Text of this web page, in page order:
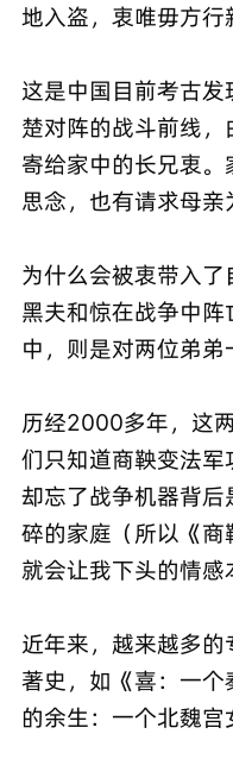
地入盗，衷唯毋方行
这是中国目前考古
楚对阵的战斗前线，
寄给家中的长兄衷
思念，也有请求母亲
为什么会被衷带入
黑夫和惊在战争中
中，则是对两位弟弟
历经2000多年，这
们只知道商鞅变法军
却忘了战争机器背
碎的家庭（所以《
就会让我下头的情感
近年来，越来越多
著史，如《喜：一
的余生：一个北魏宫